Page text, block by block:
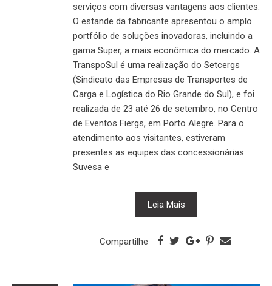
serviços com diversas vantagens aos clientes.
O estande da fabricante apresentou o amplo
portfólio de soluções inovadoras, incluindo a
gama Super, a mais econômica do mercado. A
TranspoSul é uma realização do Setcergs
(Sindicato das Empresas de Transportes de
Carga e Logística do Rio Grande do Sul), e foi
realizada de 23 até 26 de setembro, no Centro
de Eventos Fiergs, em Porto Alegre. Para o
atendimento aos visitantes, estiveram
presentes as equipes das concessionárias
Suvesa e
Leia Mais
Compartilhe